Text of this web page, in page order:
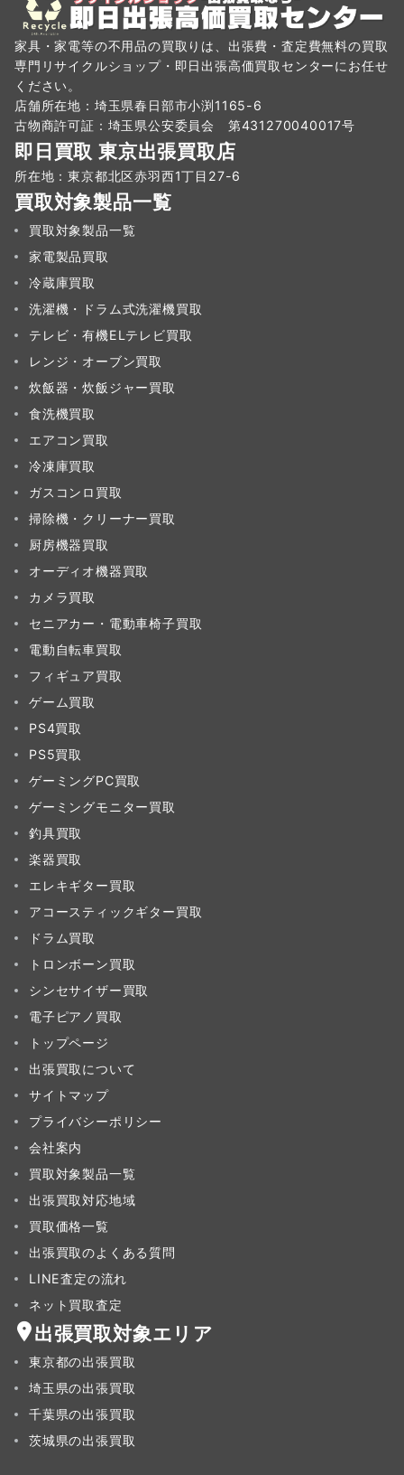
家具・家電等の不用品の買取りは、出張費・査定費無料の買取
専門リサイクルショップ・即日出張高価買取センターにお任せ
ください。
店舗所在地：埼玉県春日部市小渕1165-6
古物商許可証：埼玉県公安委員会 第431270040017号
即日買取 東京出張買取店
所在地：東京都北区赤羽西1丁目27-6
買取対象製品一覧
買取対象製品一覧
家電製品買取
冷蔵庫買取
洗濯機・ドラム式洗濯機買取
テレビ・有機ELテレビ買取
レンジ・オーブン買取
炊飯器・炊飯ジャー買取
食洗機買取
エアコン買取
冷凍庫買取
ガスコンロ買取
掃除機・クリーナー買取
厨房機器買取
オーディオ機器買取
カメラ買取
セニアカー・電動車椅子買取
電動自転車買取
フィギュア買取
ゲーム買取
PS4買取
PS5買取
ゲーミングPC買取
ゲーミングモニター買取
釣具買取
楽器買取
エレキギター買取
アコースティックギター買取
ドラム買取
トロンボーン買取
シンセサイザー買取
電子ピアノ買取
トップページ
出張買取について
サイトマップ
プライバシーポリシー
会社案内
買取対象製品一覧
出張買取対応地域
買取価格一覧
出張買取のよくある質問
LINE査定の流れ
ネット買取査定
出張買取対象エリア
東京都の出張買取
埼玉県の出張買取
千葉県の出張買取
茨城県の出張買取